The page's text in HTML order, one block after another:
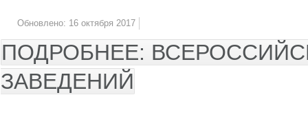
Обновлено: 16 октября 2017
ПОДРОБНЕЕ:
ЗАВЕДЕНИЙ